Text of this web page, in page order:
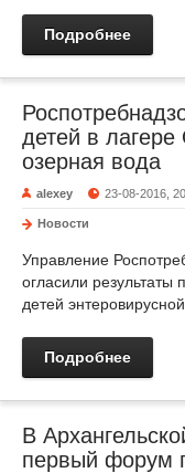
Подробнее
детей в
озерная вода
alexey 23-08-2016,
Новости
Управление
огласили результаты
детей
Подробнее
В
первый форум